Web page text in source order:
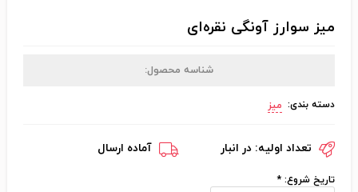
میز سوارز آونگی نقره‌ای
شناسه محصول:
دسته بندی: میز
تعداد اولیه: در انبار آماده ارسال
تاریخ شروع: *